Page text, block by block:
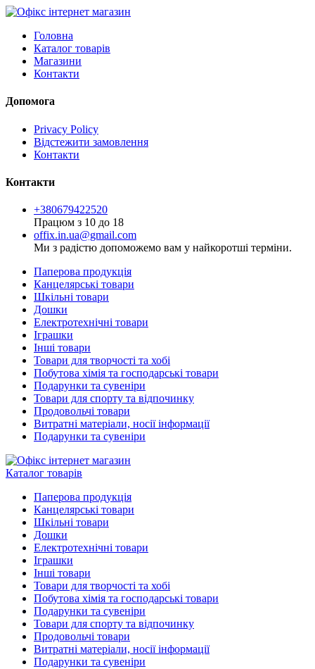
Головна
Каталог товарів
Магазини
Контакти
Допомога
Privacy Policy
Відстежити замовлення
Контакти
Контакти
+380679422520
Працюм з 10 до 18
offix.in.ua@gmail.com
Ми з радістю допоможемо вам у найкоротші терміни.
Паперова продукція
Канцелярські товари
Шкільні товари
Дошки
Електротехнічні товари
Іграшки
Інші товари
Товари для творчості та хобі
Побутова хімія та господарські товари
Подарунки та сувеніри
Товари для спорту та відпочинку
Продовольчі товари
Витратні матеріали, носії інформації
Подарунки та сувеніри
Каталог товарів
Паперова продукція
Канцелярські товари
Шкільні товари
Дошки
Електротехнічні товари
Іграшки
Інші товари
Товари для творчості та хобі
Побутова хімія та господарські товари
Подарунки та сувеніри
Товари для спорту та відпочинку
Продовольчі товари
Витратні матеріали, носії інформації
Подарунки та сувеніри